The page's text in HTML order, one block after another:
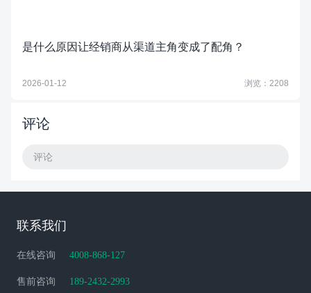
是什么原因让经销商从渠道主角变成了配角？
2026-01-12 浏览：2208
评论
评论
联系我们
在线咨询 4008-868-127
售前咨询 189-2432-2993